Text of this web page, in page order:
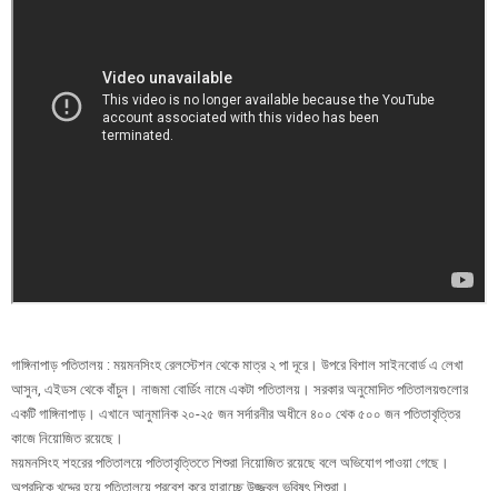
গাঙ্গিনাপাড় পতিতালয় : ময়মনসিংহ রেলস্টেশন থেকে মাত্র ২ পা দূরে। উপরে বিশাল সাইনবোর্ড এ লেখা
আসুন, এইডস থেকে বাঁচুন। নাজমা বোর্ডিং নামে একটা পতিতালয়। সরকার অনুমোদিত পতিতালয়গুলোর
একটি গাঙ্গিনাপাড়। এখানে আনুমানিক ২০-২৫ জন সর্দারনীর অধীনে ৪০০ থেক ৫০০ জন পতিতাবৃত্তির
কাজে নিয়োজিত রয়েছে।
ময়মনসিংহ শহরের পতিতালয়ে পতিতাবৃত্তিতে শিশুরা নিয়োজিত রয়েছে বলে অভিযোগ পাওয়া গেছে।
অপরদিকে খদ্দের হয়ে পতিতালয়ে প্রবেশ করে হারাচ্ছে উজ্জ্বল ভবিষৎ শিশুরা।